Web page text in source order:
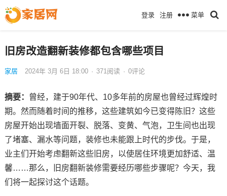
登录 注册 菜单
旧房改造翻新装修都包含哪些项目
家居 2024年 3月 6日 18:00 · 371 阅读 · 0评论
摘要：
曾经，建于90年代、10多年前的房屋也曾经过辉煌时
期。然而随着时间的推移，这些建筑如今已变得陈旧？这些
房屋开始出现墙面开裂、脱落、变黄、气泡，卫生间也出现
了堵塞、漏水等问题，装修也未能跟上时代的步伐。于是，
业主们开始考虑翻新这些旧房，以使居住环境更加舒适、温
馨……那么，旧房翻新装修需要经历哪些步骤呢？今天，我
们将一起探讨这个话题。